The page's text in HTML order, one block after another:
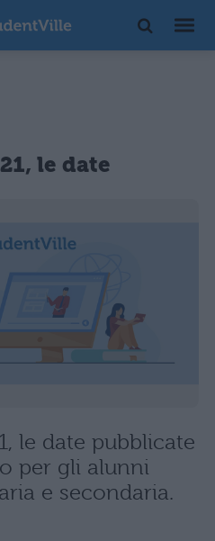
le date
le date pubblicate
per gli alunni
e secondaria.